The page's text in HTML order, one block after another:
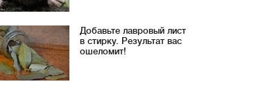
Добавьте лавровый лист
в стирку. Результат вас
ошеломит!